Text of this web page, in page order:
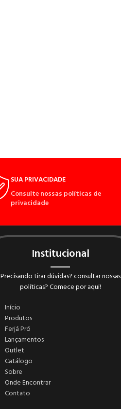
SUA PRIVACIDADE
Consulte nossas políticas de
privacidade
Institucional
Precisando tirar dúvidas? consultar nossas
políticas? Comece por aqui!
Início
Produtos
Ferjá Pró
Lançamentos
Outlet
Catálogo
Sobre
Onde Encontrar
Contato